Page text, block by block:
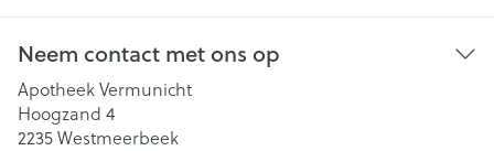
Neem contact met ons op
Apotheek Vermunicht
Hoogzand 4
2235Westmeerbeek